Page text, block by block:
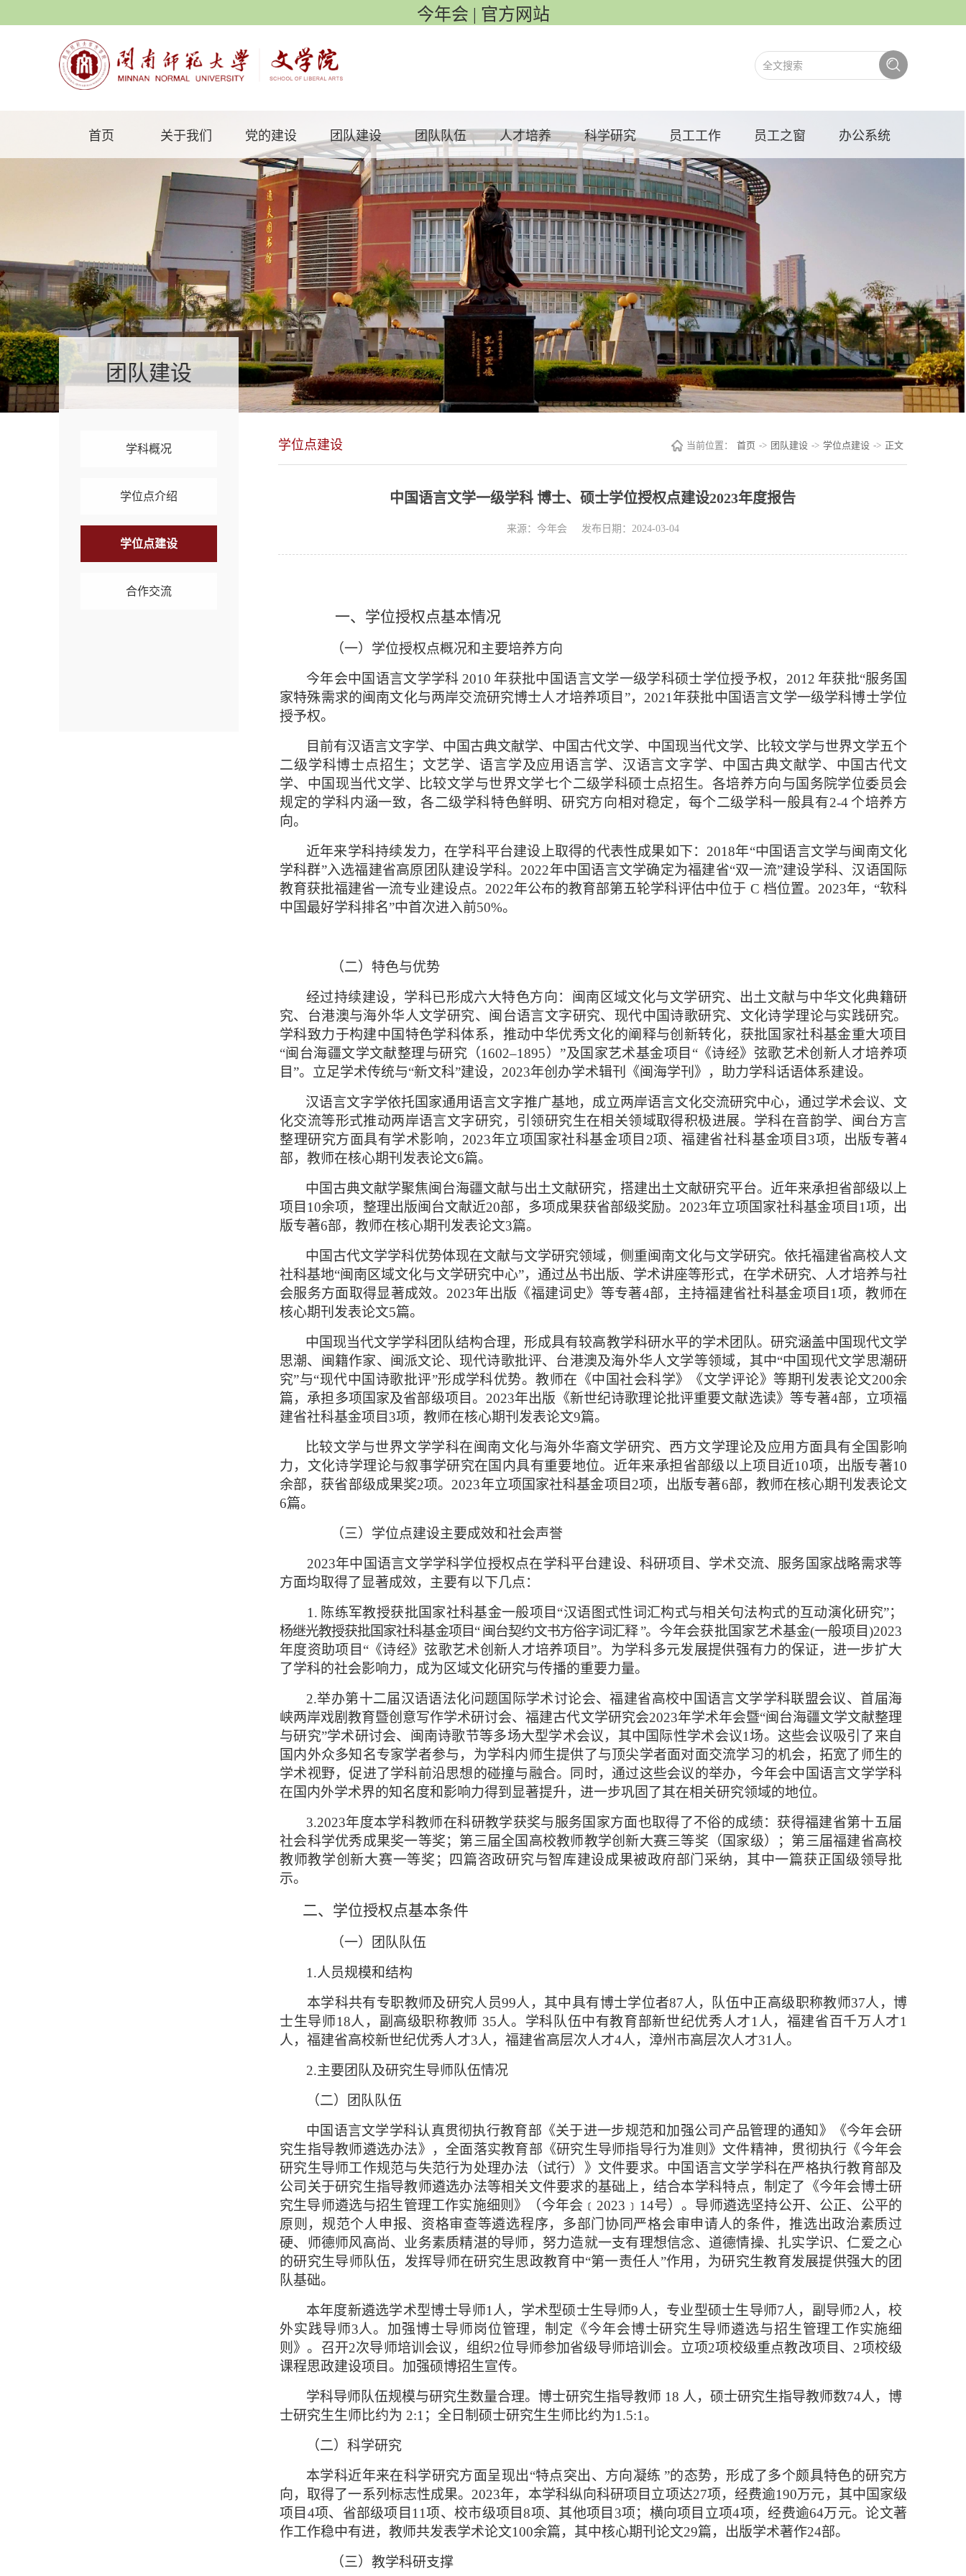
今年会 | 官方网站
首页 关于我们 党的建设 团队建设 团队队伍 人才培养 科学研究 员工工作 员工之窗 办公系统
团队建设
学科概况
学位点介绍
学位点建设
合作交流
学位点建设 当前位置： 首页 -> 团队建设 -> 学位点建设 -> 正文
中国语言文学一级学科 博士、硕士学位授权点建设2023年度报告
来源：今年会 发布日期：2024-03-04
一、学位授权点基本情况
（一）学位授权点概况和主要培养方向
今年会中国语言文学学科 2010 年获批中国语言文学一级学科硕士学位授予权， 2012 年获批“服务国
家特殊需求的闽南文化与两岸交流研究博士人才培养项目”， 2021 年获批中国语言文学一级学科博士学位
授予权。
目前有汉语言文字学、 中国古典文献学、中国古代文学、中国现当代文学、比较文学与世界文学五个
二级学科博士点招生；文艺学、语言学及应用语言学、汉语言文字学、中国古典文献学、中国古代文
学、中国现当代文学、比较文学与世界文学七个二级学科硕士点招生。各培养方向与国务院学位委员会
规定的学科内涵一致，各二级学科特色鲜明、研究方向相对稳定，每个二级学科一般具有2-4 个培养方
向。
近年来学科持续发力，在学科平台建设上取得的代表性成果如下： 2018年“中国语言文学与闽南文化
学科群”入选福建省高原团队建设学科。2022年中国语言文学确定为福建省“双一流”建设学科、汉语国际
教育获批福建省一流专业建设点。2022年公布的教育部第五轮学科评估中位于 C 档位置。2023年，“软科
中国最好学科排名”中首次进入前50%。
（二）特色与优势
经过持续建设，学科已形成六大特色方向：闽南区域文化与文学研究、出土文献与中华文化典籍研
究、台港澳与海外华人文学研究、闽台语言文字研究、现代中国诗歌研究、文化诗学理论与实践研究。
学科致力于构建中国特色学科体系，推动中华优秀文化的阐释与创新转化，获批国家社科基金重大项目
“闽台海疆文学文献整理与研究（1602–1895）”及国家艺术基金项目“《诗经》弦歌艺术创新人才培养项
目”。 立足学术传统与“新文科”建设， 2023年创办学术辑刊《闽海学刊》，助力学科话语体系建设。
汉语言文字学依托国家通用语言文字推广基地，成立两岸语言文化交流研究中心，通过学术会议、文
化交流等形式推动两岸语言文字研究，引领研究生在相关领域取得积极进展。学科在音韵学、闽台方言
整理研究方面具有学术影响， 2023年立项国家社科基金项目 2项、福建省社科基金项目 3项，出版专著4
部，教师在核心期刊发表论文6篇。
中国古典文献学聚焦闽台海疆文献与出土文献研究，搭建出土文献研究平台。近年来承担省部级以上
项目 10余项，整理出版闽台文献近20部，多项成果获省部级奖励。 2023年立项国家社科基金项目 1项，出
版专著6部，教师在核心期刊发表论文3篇。
中国古代文学学科优势体现在文献与文学研究领域，侧重闽南文化与文学研究。依托福建省高校人文
社科基地“闽南区域文化与文学研究中心”，通过丛书出版、学术讲座等形式，在学术研究、人才培养与社
会服务方面取得显著成效。 2023年出版《福建词史》等专著4部，主持福建省社科基金项目 1 项，教师在
核心期刊发表论文5篇。
中国现当代文学学科团队结构合理，形成具有较高教学科研水平的学术团队。研究涵盖中国现代文学
思潮、闽籍作家、闽派文论、现代诗歌批评、台港澳及海外华人文学等领域，其中“中国现代文学思潮研
究”与“现代中国诗歌批评”形成学科优势。教师在《中国社会科学》《文学评论》等期刊发表论文200余
篇，承担多项国家及省部级项目。 2023年出版《新世纪诗歌理论批评重要文献选读》等专著4部，立项福
建省社科基金项目 3项，教师在核心期刊发表论文9篇。
比较文学与世界文学学科在闽南文化与海外华裔文学研究、西方文学理论及应用方面具有全国影响
力，文化诗学理论与叙事学研究在国内具有重要地位。近年来承担省部级以上项目近10项，出版专著10
余部，获省部级成果奖2项。 2023年立项国家社科基金项目 2项，出版专著6部，教师在核心期刊发表论文
6篇。
（三）学位点建设主要成效和社会声誉
2023年中国语言文学学科学位授权点在学科平台建设、科研项目、学术交流、服务国家战略需求等
方面均取得了显著成效，主要有以下几点：
1. 陈练军教授获批国家社科基金一般项目 “汉语图式性词汇构式与相关句法构式的互动演化研究”；
杨继光教授获批国家社科基金项目“ 闽台契约文书方俗字词汇释 ”。今年会获批国家艺术基金(一般项目)2023
年度资助项目“《诗经》弦歌艺术创新人才培养项目”。为学科多元发展提供强有力的保证，进一步扩大
了学科的社会影响力，成为区域文化研究与传播的重要力量。
2.举办第十二届汉语语法化问题国际学术讨论会、福建省高校中国语言文学学科联盟会议、首届海
峡两岸戏剧教育暨创意写作学术研讨会、福建古代文学研究会2023年学术年会暨“闽台海疆文学文献整理
与研究”学术研讨会、闽南诗歌节等多场大型学术会议，其中国际性学术会议1场。这些会议吸引了来自
国内外众多知名专家学者参与，为学科内师生提供了与顶尖学者面对面交流学习的机会，拓宽了师生的
学术视野，促进了学科前沿思想的碰撞与融合。同时，通过这些会议的举办，今年会中国语言文学学科
在国内外学术界的知名度和影响力得到显著提升，进一步巩固了其在相关研究领域的地位。
3.2023年度本学科教师在科研教学获奖与服务国家方面也取得了不俗的成绩： 获得福建省第十五届
社会科学优秀成果奖一等奖；第三届全国高校教师教学创新大赛三等奖（国家级）；第三届福建省高校
教师教学创新大赛一等奖；四篇咨政研究与智库建设成果被政府部门采纳，其中一篇获正国级领导批
示。
二、学位授权点基本条件
（一）团队队伍
1.人员规模和结构
本学科共有专职教师及研究人员99人，其中具有博士学位者87人，队伍中正高级职称教师37人，博
士生导师18人，副高级职称教师 35人。学科队伍中有教育部新世纪优秀人才1人，福建省百千万人才1
人，福建省高校新世纪优秀人才3人，福建省高层次人才4人，漳州市高层次人才31人。
2.主要团队及研究生导师队伍情况
（二）团队队伍
中国语言文学学科认真贯彻执行教育部《关于进一步规范和加强公司产品管理的通知》《今年会研
究生指导教师遴选办法》，全面落实教育部《研究生导师指导行为准则》文件精神，贯彻执行《今年会
研究生导师工作规范与失范行为处理办法（试行）》文件要求。中国语言文学学科在严格执行教育部及
公司关于研究生指导教师遴选办法等相关文件要求的基础上，结合本学科特点，制定了《今年会博士研
究生导师遴选与招生管理工作实施细则》（今年会﹝ 2023﹞14号）。导师遴选坚持公开、公正、公平的
原则，规范个人申报、资格审查等遴选程序，多部门协同严格会审申请人的条件，推选出政治素质过
硬、师德师风高尚、业务素质精湛的导师，努力造就一支有理想信念、道德情操、扎实学识、仁爱之心
的研究生导师队伍，发挥导师在研究生思政教育中“第一责任人”作用，为研究生教育发展提供强大的团
队基础。
本年度新遴选学术型博士导师1人，学术型硕士生导师9人，专业型硕士生导师7人，副导师2人，校
外实践导师3人。加强博士导师岗位管理，制定《今年会博士研究生导师遴选与招生管理工作实施细
则》。召开2次导师培训会议，组织2位导师参加省级导师培训会。立项2项校级重点教改项目、2项校级
课程思政建设项目。加强硕博招生宣传。
学科导师队伍规模与研究生数量合理。博士研究生指导教师 18 人，硕士研究生指导教师数74人，博
士研究生生师比约为 2:1；全日制硕士研究生生师比约为1.5:1。
（二）科学研究
本学科近年来在科学研究方面呈现出“特点突出、方向凝练 ”的态势，形成了多个颇具特色的研究方
向，取得了一系列标志性成果。 2023年，本学科纵向科研项目立项达27项，经费逾190万元，其中国家级
项目4项、省部级项目11项、校市级项目8项、其他项目3项；横向项目立项4项，经费逾64万元。论文著
作工作稳中有进，教师共发表学术论文100余篇，其中核心期刊论文29篇，出版学术著作24部。
（三）教学科研支撑